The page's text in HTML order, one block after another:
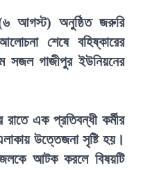
আগস্ট) অনুষ্ঠিত জরুরি
শেষে বহিষ্কারের
সজল গাজীপুর ইউনিয়নের
এক প্রতিবন্ধী কর্মীর
উত্তেজনা সৃষ্টি হয়।
আটক করলে বিষয়টি